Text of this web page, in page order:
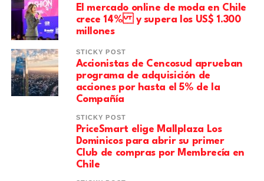
El mercado online de moda en Chile
crece 14% y supera los US$ 1.300
millones
STICKY POST
Accionistas de Cencosud aprueban
programa de adquisición de
acciones por hasta el 5% de la
Compañía
STICKY POST
PriceSmart elige Mallplaza Los
Dominicos para abrir su primer
Club de compras por Membrecía en
Chile